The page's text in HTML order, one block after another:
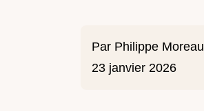
Par Philippe Moreau
23 janvier 2026